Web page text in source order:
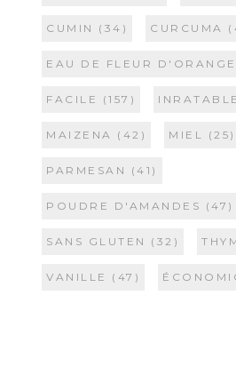
CUMIN (34) CURCUMA
EAU DE FLEUR
FACILE (157) INRATABLE
MAIZENA (42) MIEL (25)
PARMESAN (41)
POUDRE D'AMANDES (47)
SANS GLUTEN (32)
VANILLE (47)